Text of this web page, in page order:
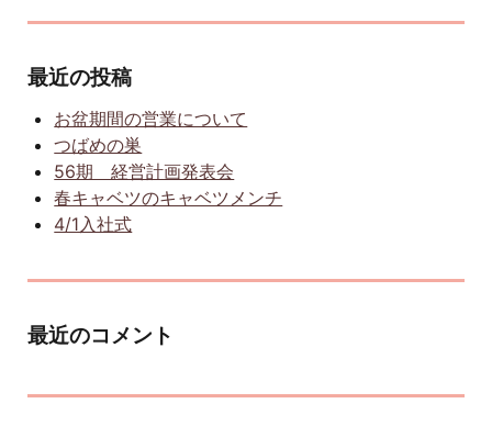
最近の投稿
お盆期間の営業について
つばめの巣
56期 経営計画発表会
春キャベツのキャベツメンチ
4/1入社式
最近のコメント